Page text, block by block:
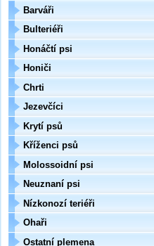
Barváři
Bulteriéři
Honáčtí psi
Honiči
Chrti
Jezevčíci
Krytí psů
Kříženci psů
Molossoidní psi
Neuznaní psi
Nízkonozí teriéři
Ohaři
Ostatní plemena